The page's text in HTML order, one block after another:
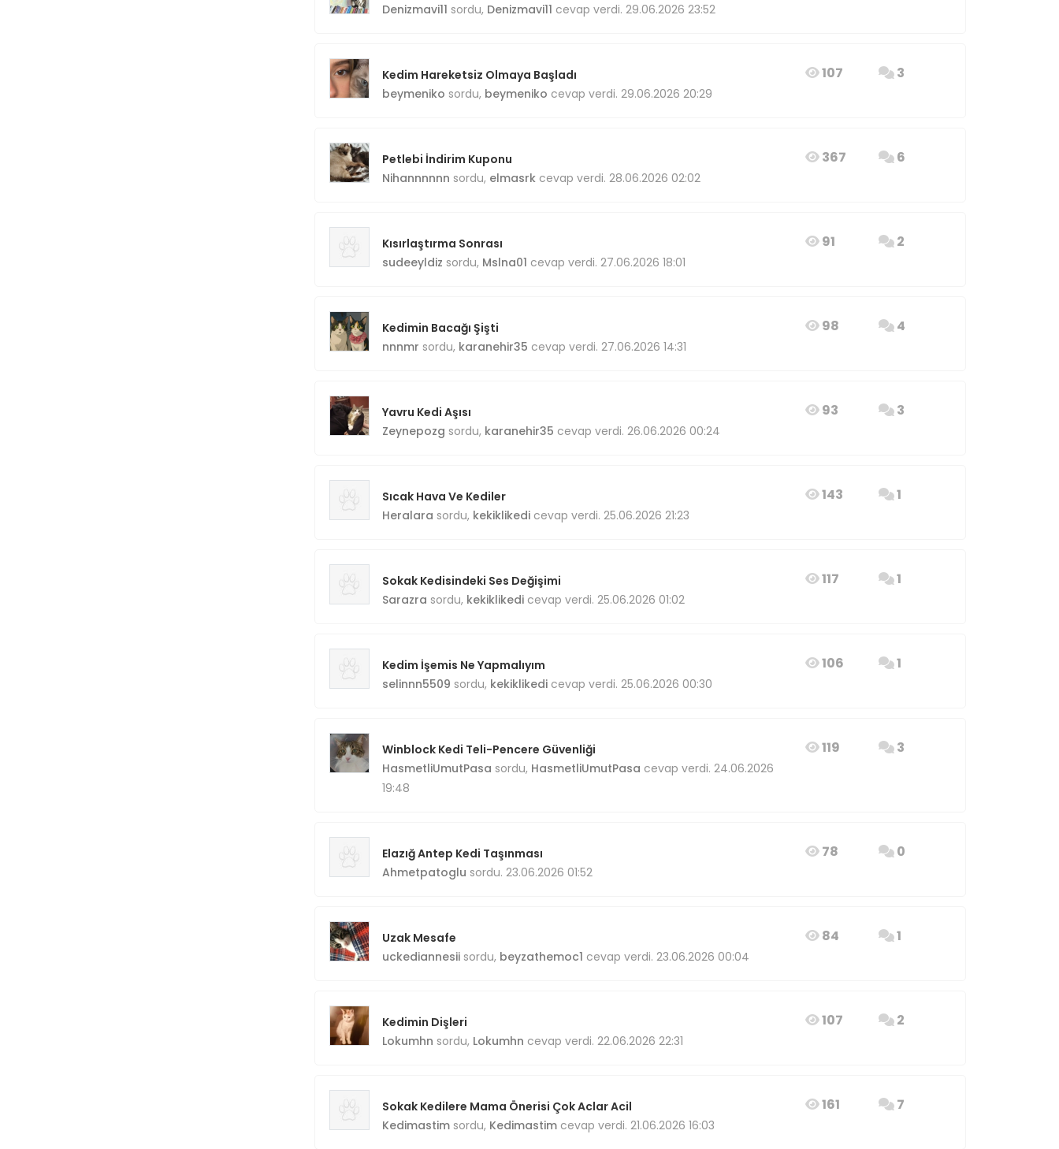
Denizmavi11 sordu, Denizmavi11 cevap verdi. 29.06.2026 23:52
Kedim Hareketsiz Olmaya Başladı
beymeniko sordu, beymeniko cevap verdi. 29.06.2026 20:29
3
107
Petlebi İndirim Kuponu
Nihannnnnn sordu, elmasrkcevap verdi. 28.06.2026 02:02
6
367
Kısırlaştırma Sonrası
sudeeyldiz sordu, Mslna01 cevap verdi. 27.06.2026 18:01
2
91
Kedimin Bacağı Şişti
nnnmr sordu, karanehir35 cevap verdi. 27.06.2026 14:31
4
98
Yavru Kedi Aşısı
Zeynepozg sordu, karanehir35 cevap verdi. 26.06.2026 00:24
3
93
Sıcak Hava Ve Kediler
Heralara sordu, kekiklikedicevap verdi. 25.06.2026 21:23
1
143
Sokak Kedisindeki Ses Değişimi
Sarazra sordu, kekiklikedicevap verdi. 25.06.2026 01:02
1
117
Kedim İşemis Ne Yapmalıyım
selinnn5509 sordu, kekiklikedicevap verdi. 25.06.2026 00:30
1
106
Winblock Kedi Teli-Pencere Güvenliği
HasmetliUmutPasa sordu, HasmetliUmutPasa cevap verdi. 24.06.2026
19:48
3
119
Elazığ Antep Kedi Taşınması
Ahmetpatoglu sordu. 23.06.2026 01:52
0
78
Uzak Mesafe
uckediannesiisordu, beyzathemoc1 cevap verdi. 23.06.2026 00:04
1
84
Kedimin Dişleri
Lokumhn sordu, Lokumhn cevap verdi. 22.06.2026 22:31
2
107
Sokak Kedilere Mama Önerisi Çok Aclar Acil
Kedimastimsordu, Kedimastimcevap verdi. 21.06.2026 16:03
7
161